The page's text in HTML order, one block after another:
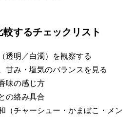
するチェックリスト
透明／白濁）を観察する
甘み・塩気のバランスを見る
味の感じ方
の絡み具合
（チャーシュー・かまぼこ・メン